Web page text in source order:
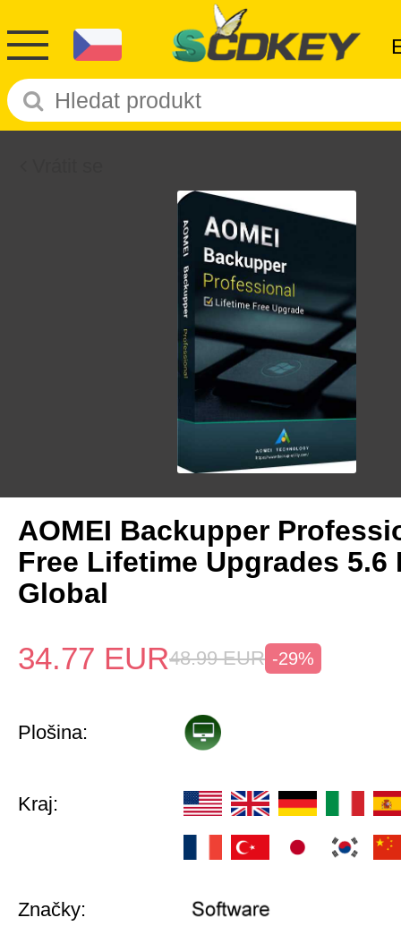
AOMEI Backupper
Free Lifetime Upgrades 5.6
Global
34.77 EUR48.99 EUR -29%
Plošina:
Kraj:
Značky: